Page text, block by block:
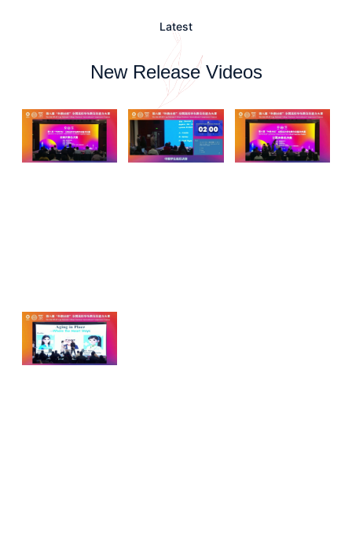
Latest
New Release Videos